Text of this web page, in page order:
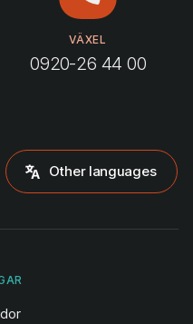
VÄXEL
0920-26 44 00
Other languages
(öppnas i ny flik)